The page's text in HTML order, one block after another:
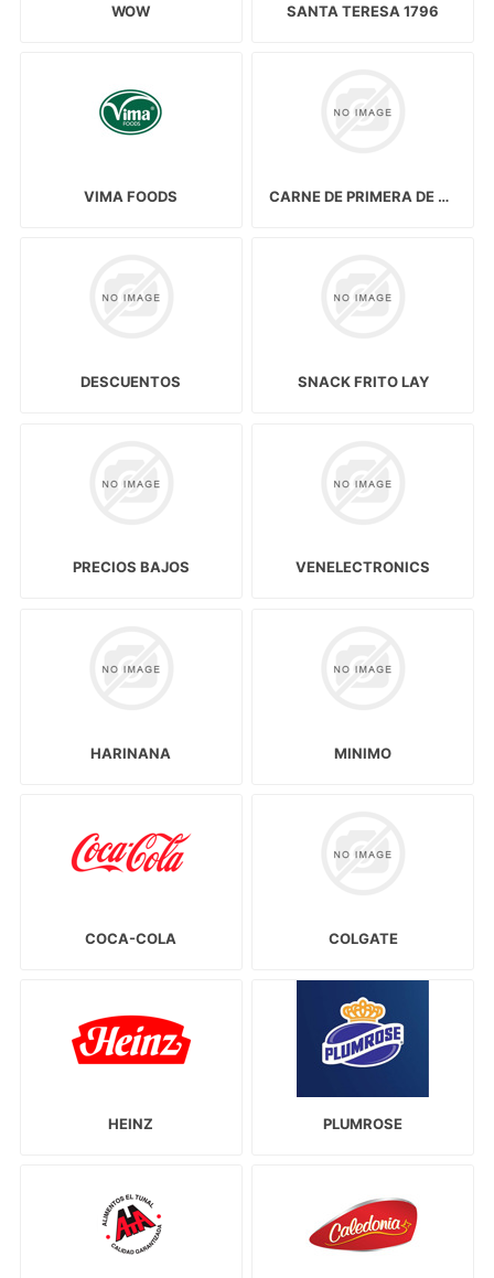
WOW SANTA TERESA 1796
VIMA FOODS CARNE DE PRIMERA DE RES
DESCUENTOS SNACK FRITO LAY
PRECIOS BAJOS VENELECTRONICS
HARINANA MINIMO
COCA-COLA COLGATE
HEINZ PLUMROSE